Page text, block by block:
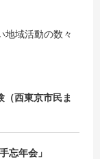
地域活動の数々
（西東京市民ま
忘年会」